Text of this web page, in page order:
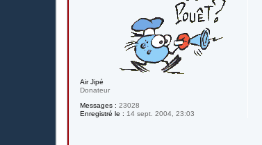
Air Jipé
Donateur
Messages : 23028
Enregistré le : 14 sept. 2004, 23:03